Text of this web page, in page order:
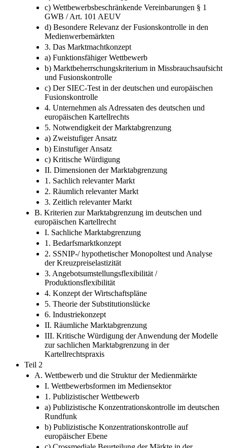
b) Missbrauchsaufsicht §§ 19 ff. GWB/Art. 102 AEUV
c) Wettbewerbsbeschränkende Vereinbarungen § 1
GWB / Art. 101 AEUV
d) Besondere Relevanz der Fusionskontrolle in den
Medienwerbemärkten
3. Das Marktmachtkonzept
a) Funktionsfähiger Wettbewerb
b) Marktbeherrschungskriterium in Missbrauchsaufsicht
und Fusionskontrolle
c) Der SIEC-Test in der deutschen und europäischen
Fusionskontrolle
4. Unternehmen als Adressaten des deutschen und
europäischen Kartellrechts
5. Notwendigkeit der Marktabgrenzung
a) Zweistufiger Ansatz
b) Einstufiger Ansatz
c) Kritische Würdigung
II. Dimensionen der Marktabgrenzung
1. Sachlich relevanter Markt
2. Räumlich relevanter Markt
3. Zeitlich relevanter Markt
B. Kriterien zur Marktabgrenzung im deutschen und
europäischen Kartellrecht
I. Sachliche Marktabgrenzung
1. Bedarfsmarktkonzept
2. SSNIP-/ hypothetischer Monopoltest und Analyse
der Kreuzpreiselastizität
3. Angebotsumstellungsflexibilität /
Produktionsflexibilität
4. Konzept der Wirtschaftspläne
5. Theorie der Substitutionslücke
6. Industriekonzept
II. Räumliche Marktabgrenzung
III. Kritische Würdigung der Anwendung der Modelle
zur sachlichen Marktabgrenzung in der
Teil 2
A. Wettbewerb und die Struktur der Medienmärkte
I. Wettbewerbsformen im Mediensektor
1. Publizistischer Wettbewerb
a) Publizistische Konzentrationskontrolle im deutschen
Rundfunk
b) Publizistische Konzentrationskontrolle auf
europäischer Ebene